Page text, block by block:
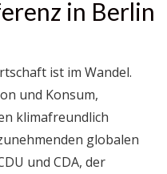
in Berlin
ist im Wandel.
und Konsum,
klimafreundlich
globalen
und CDA, der